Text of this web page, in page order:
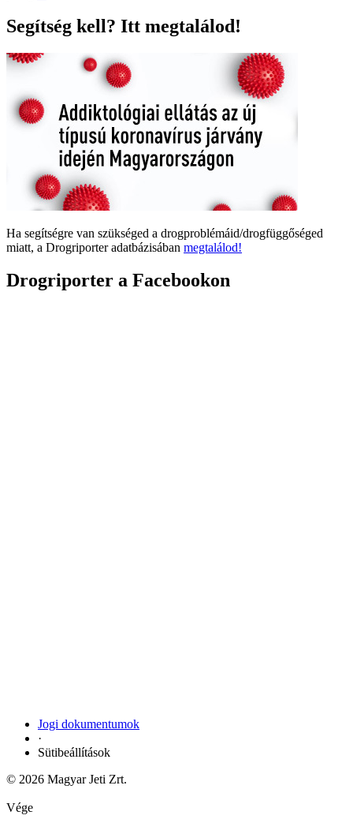
Segítség kell? Itt megtalálod!
Ha segítségre van szükséged a drogproblémáid/drogfüggőséged
miatt, a Drogriporter adatbázisában megtalálod!
Drogriporter a Facebookon
Jogi dokumentumok
·
Sütibeállítások
© 2026 Magyar Jeti Zrt.
Vége